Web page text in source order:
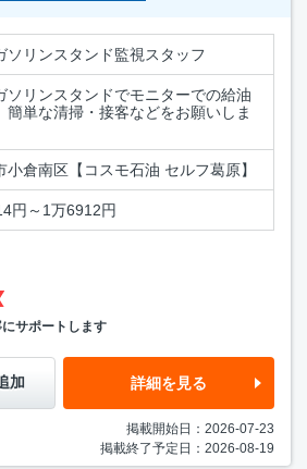
ソリンスタンド監視スタッフ
ソリンスタンドでモニターでの給油
簡単な清掃・接客などをお願いしま
小倉南区【コスモ石油 セルフ葛原】
円～1万6912円
サポートします
加 詳細を見る
掲載開始日：2026-07-23
掲載終了予定日：2026-08-19